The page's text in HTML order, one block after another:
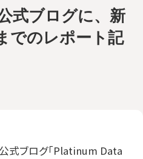
式ブログに、新
でのレポート記
式ブログ「Platinum Data